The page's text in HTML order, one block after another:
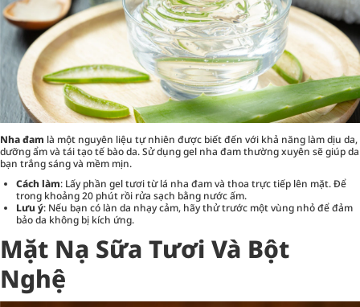
Nha đam là một nguyên liệu tự nhiên được biết đến với khả năng làm dịu da,
dưỡng ẩm và tái tạo tế bào da. Sử dụng gel nha đam thường xuyên sẽ giúp da
bạn trắng sáng và mềm mịn.
Cách làm: Lấy phần gel tươi từ lá nha đam và thoa trực tiếp lên mặt. Để
trong khoảng 20 phút rồi rửa sạch bằng nước ấm.
Lưu ý: Nếu bạn có làn da nhạy cảm, hãy thử trước một vùng nhỏ để đảm
bảo da không bị kích ứng.
Mặt Nạ Sữa Tươi Và Bột
Nghệ